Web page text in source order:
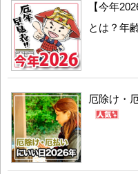
【今年
とは？年
厄除け・